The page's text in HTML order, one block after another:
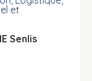
et
Senlis